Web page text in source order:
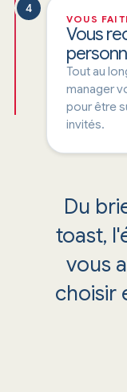
4
VOUS
Vous
Tout au
manager
pour être
invités.
Du
toast,
vous
choisir